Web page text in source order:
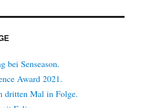
bei Senseason.
Award 2021.
dritten Mal in Folge.